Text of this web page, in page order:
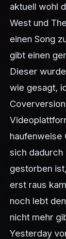
aktuell wohl
West und
einen Song
gibt einen
Dieser
wie gesagt,
haufenweise
sich dadurch
gestorben
erst raus
noch lebt
nicht mehr
Yesterday